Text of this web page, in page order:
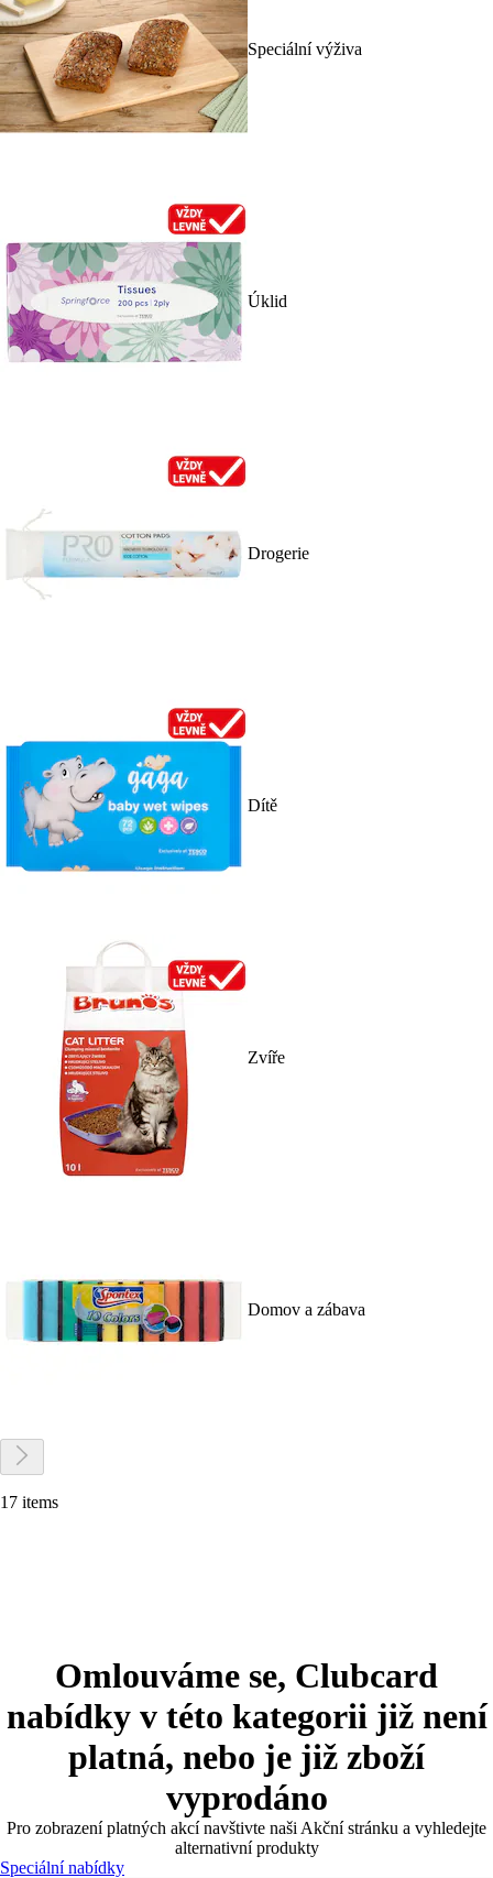
Speciální výživa
Úklid
Drogerie
Dítě
Zvíře
Domov a zábava
17 items
Omlouváme se, Clubcard
nabídky v této kategorii již není
platná, nebo je již zboží
vyprodáno
Pro zobrazení platných akcí navštivte naši Akční stránku a vyhledejte
alternativní produkty
Speciální nabídky